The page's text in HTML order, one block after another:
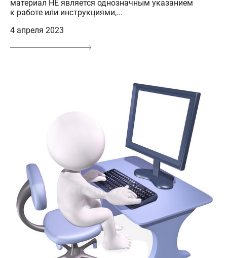
материал НЕ является однозначным указанием
к работе или инструкциями,...
4 апреля 2023